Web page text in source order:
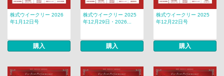
株式ウイークリー 2026
年1月12日号
購入
株式ウイークリー 2025
年12月29日・2026...
購入
株式ウイークリー 2025
年12月22日号
購入